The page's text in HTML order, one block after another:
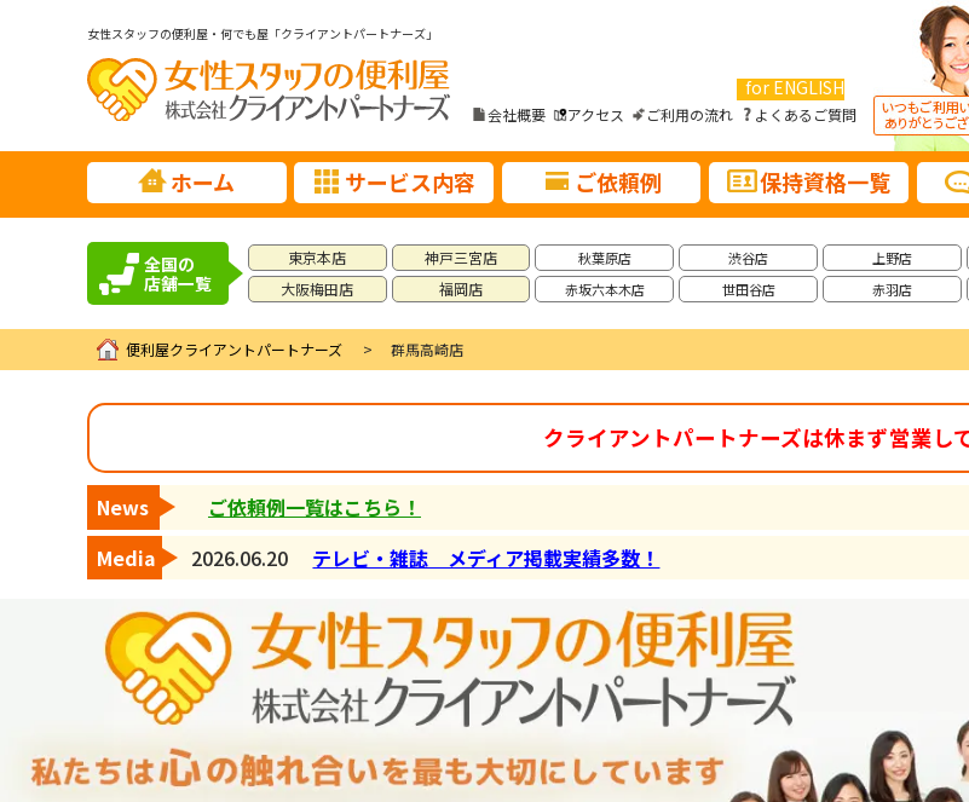
女性スタッフの便利屋・何でも屋「クライアントパートナーズ」
for ENGLISH
会社概要 アクセス ご利用の流れ よくあるご質問
ホーム サービス内容 ご依頼例 保持資格一覧
全国の
店舗一覧
東京本店
大阪梅田店
神戸三宮店
福岡店
秋葉原店
赤坂六本木店
渋谷店
世田谷店
上野店
赤羽店
便利屋クライアントパートナーズ 群馬高崎店
クライアントパートナーズは休まず営業し
News
ご依頼例一覧はこちら！
Media
2026.06.20 テレビ・雑誌 メディア掲載実績多数！